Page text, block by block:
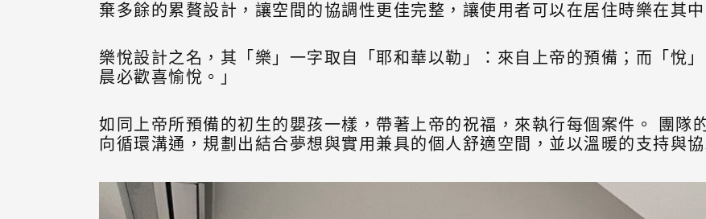
棄多餘的累贅設計，讓空間的協調性更佳完整，讓使用者可以在居住時樂在其
樂悅設計之名，其「樂」一字取自「耶和華以勒」：來自上帝的預備；而「悅
晨必歡喜愉悅。」
如同上帝所預備的初生的嬰孩一樣，帶著上帝的祝福，來執行每個案件。 團隊
向循環溝通，規劃出結合夢想與實用兼具的個人舒適空間，並以溫暖的支持與